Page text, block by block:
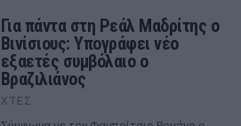
Για πάντα στη Ρεάλ Μαδρίτης ο
Βινίσιους: Υπογράφει νέο
εξαετές συμβόλαιο ο
Βραζιλιάνος
ΧΤΕΣ